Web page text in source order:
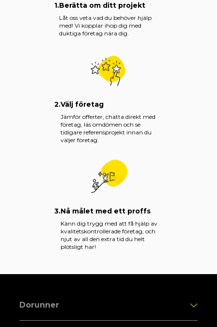
1.Berätta om ditt projekt
Låt oss veta vad du behöver hjälp
med! Vi kopplar ihop dig med
duktiga företag nära dig.
2.Välj företag
Jämför offerter, chatta direkt med
företag, läs omdömen och se
tidigare referensprojekt innan du
väljer företag.
3.Nå målet med ett proffs
Känn dig trygg med att få hjälp av
kvalitetskontrollerade företag, och
njut av all den extra tid du helt
plötsligt har!
Dorunner